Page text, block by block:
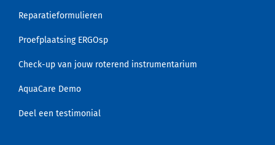
Reparatieformulieren
Proefplaatsing ERGOsp
Check-up van jouw roterend instrumentarium
AquaCare Demo
Deel een testimonial